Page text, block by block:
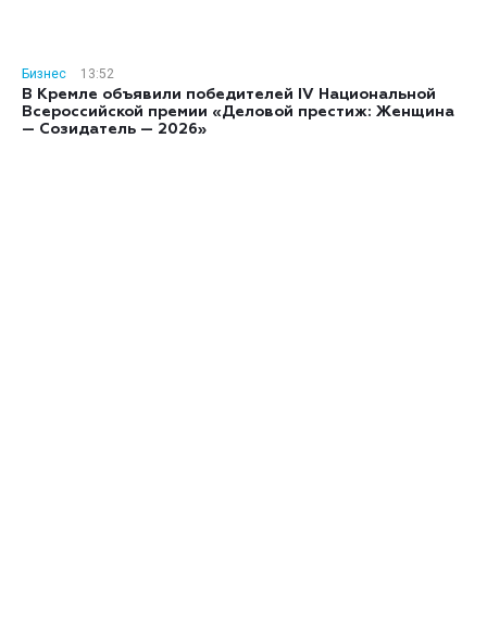
Бизнес
13:52
В Кремле объявили победителей IV Национальной
Всероссийской премии «Деловой престиж: Женщина
— Созидатель — 2026»